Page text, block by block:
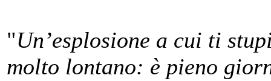
"Un’esplosione a cui ti
molto lontano: è pieno